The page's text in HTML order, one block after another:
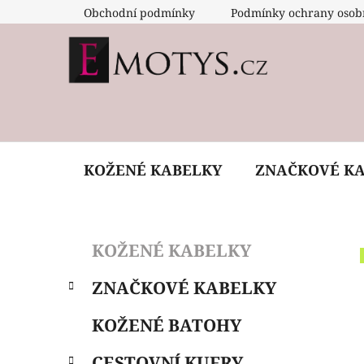
na
Obchodní podmínky Podmínky ochrany
KOŽENÉ KABELKY ZNAČKOVÉ
s
Přeskočit
kategorie
e
KOŽENÉ KABELKY
ZNAČKOVÉ KABELKY
KOŽENÉ BATOHY